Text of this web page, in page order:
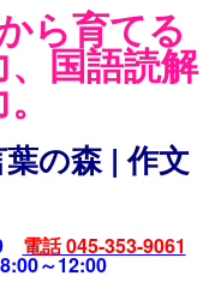
ら育てる
国語読解
の森 | 作文
電話 045-353-9061
～12:00